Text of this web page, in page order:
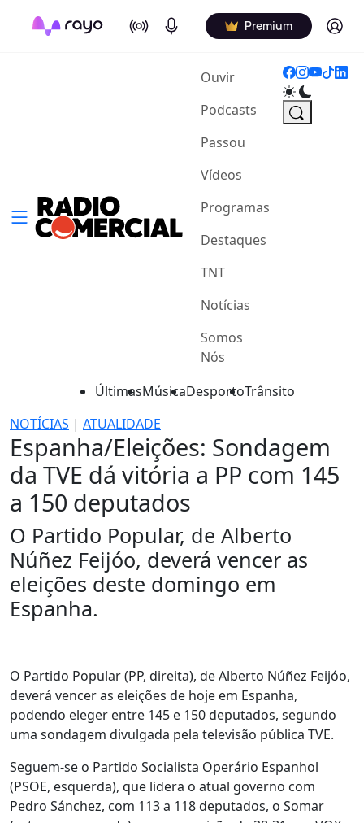
On Air Podcasts Premium Log in
Ouvir(current)
Podcasts
Passou
Vídeos
Programas
Destaques
TNT
Notícias
Somos
Nós
ÚltimasMúsicaDesportoTrânsito
NOTÍCIAS | ATUALIDADE
Espanha/Eleições: Sondagem
da TVE dá vitória a PP com 145
a 150 deputados
O Partido Popular, de Alberto
Núñez Feijóo, deverá vencer as
eleições deste domingo em
Espanha.
O Partido Popular (PP, direita), de Alberto Núñez Feijóo,
deverá vencer as eleições de hoje em Espanha,
podendo eleger entre 145 e 150 deputados, segundo
uma sondagem divulgada pela televisão pública TVE.
Seguem-se o Partido Socialista Operário Espanhol
(PSOE, esquerda), que lidera o atual governo com
Pedro Sánchez, com 113 a 118 deputados, o Somar